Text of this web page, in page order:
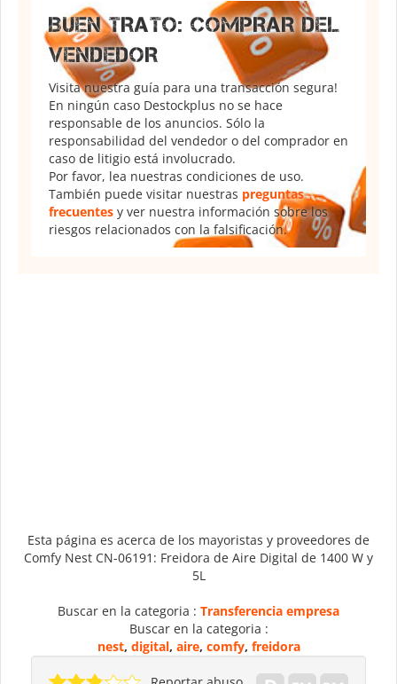
BUEN TRATO: COMPRAR DEL
VENDEDOR
Visita nuestra guía para una transacción segura!
En ningún caso Destockplus no se hace
responsable de los anuncios. Sólo la
responsabilidad del vendedor o del comprador en
caso de litigio está involucrado.
Por favor, lea nuestras condiciones de uso.
También puede visitar nuestras preguntas
frecuentes y ver nuestra información sobre los
riesgos relacionados con la falsificación.
Esta página es acerca de los mayoristas y proveedores de
Comfy Nest CN-06191: Freidora de Aire Digital de 1400 W y
5L
Buscar en la categoria : Transferencia empresa
Buscar en la categoria :
nest, digital, aire, comfy, freidora